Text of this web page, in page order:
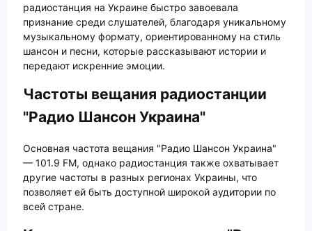
радиостанция на Украине быстро завоевала
признание среди слушателей, благодаря уникальному
музыкальному формату, ориентированному на стиль
шансон и песни, которые рассказывают истории и
передают искренние эмоции.
Частоты вещания радиостанции
"Радио Шансон Украина"
Основная частота вещания "Радио Шансон Украина"
— 101.9 FM, однако радиостанция также охватывает
другие частоты в разных регионах Украины, что
позволяет ей быть доступной широкой аудитории по
всей стране.